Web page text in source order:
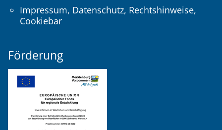
Impressum, Datenschutz, Rechtshinweise,
Cookiebar
Förderung